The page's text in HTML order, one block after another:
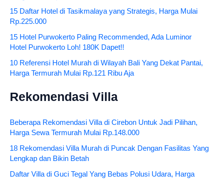
15 Daftar Hotel di Tasikmalaya yang Strategis, Harga Mulai
Rp.225.000
15 Hotel Purwokerto Paling Recommended, Ada Luminor
Hotel Purwokerto Loh! 180K Dapet!!
10 Referensi Hotel Murah di Wilayah Bali Yang Dekat Pantai,
Harga Termurah Mulai Rp.121 Ribu Aja
Rekomendasi Villa
Beberapa Rekomendasi Villa di Cirebon Untuk Jadi Pilihan,
Harga Sewa Termurah Mulai Rp.148.000
18 Rekomendasi Villa Murah di Puncak Dengan Fasilitas Yang
Lengkap dan Bikin Betah
Daftar Villa di Guci Tegal Yang Bebas Polusi Udara, Harga